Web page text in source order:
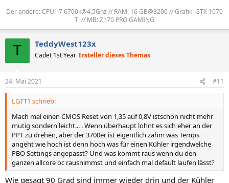
Der andere: CPU: i7 6700k@4,5Ghz // RAM: 16 GB@3200 // Grafik: GTX 1070
Ti // MB: Z170 PRO GAMING​
T TeddyWest123x
Cadet 1st Year Ersteller dieses Themas
24. Mai 2021 #11
LGTT1 schrieb:
Mach mal einen CMOS Reset von 1,35 auf 0,8V istschon nicht mehr
mutig sondern leicht... . Wenn überhaupt lohnt es sich eher an der
PPT zu drehen, aber der 3700er ist eigentlich zahm was Temps
angeht wie hoch ist denn hoch was für einen Kühler irgendwelche
PBO Settings angepasst? Und was kommt raus wenn du den
ganzen allcore oc rausnimmst und einfach mal default laufen lässt?
Wie gesagt 90 Grad sind immer wieder drin und der Kühler